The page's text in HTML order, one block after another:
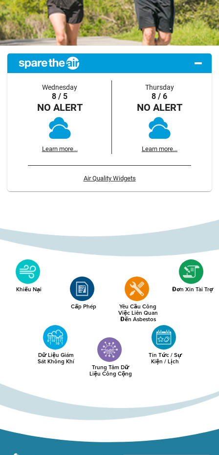
Wednesday
8 / 5
NO ALERT
Learn more...
Thursday
8 / 6
NO ALERT
Learn more...
Air Quality Widgets
Khiếu Nại
Cấp Phép
Yêu Cầu Công
Việc Liên Quan
Đến Asbestos
Đơn Xin Tài Trợ
Dữ Liệu Giám
Sát Không Khí
Trung Tâm Dữ
Liệu Công Cộng
Tin Tức / Sự
Kiện / Lịch